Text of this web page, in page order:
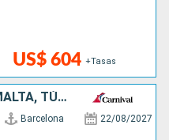
US$ 604 +Tasas
ESPAÑA, FRANCIA, ITALIA, MALTA, TÚNEZ
Barcelona 22/08/2027